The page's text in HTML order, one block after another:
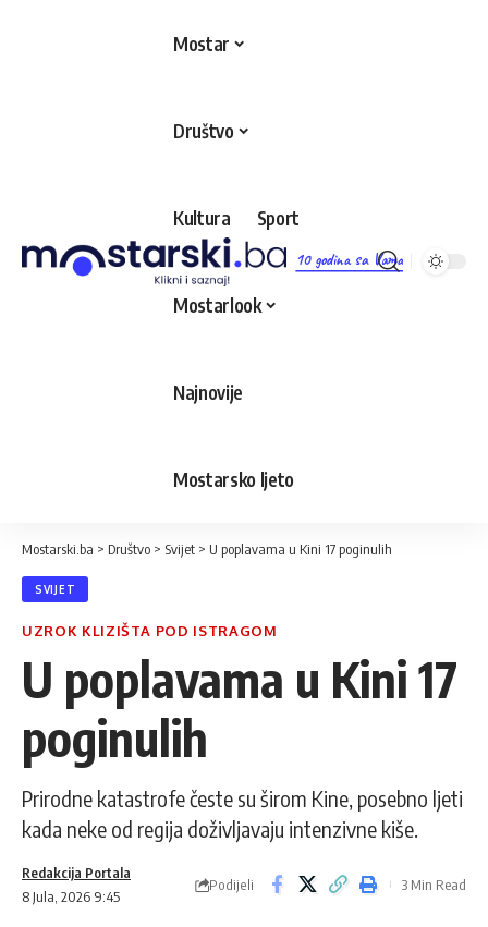
10 godina sa Vama
Mostar
Društvo
Kultura Sport
Mostarlook
Najnovije
Mostarsko ljeto
Mostarski.ba > Društvo > Svijet > U poplavama u Kini 17 poginulih
SVIJET
UZROK KLIZIŠTA POD ISTRAGOM
U poplavama u Kini 17
poginulih
Prirodne katastrofe česte su širom Kine, posebno ljeti
kada neke od regija doživljavaju intenzivne kiše.
8 Jula, 2026 9:45
Redakcija Portala
Podijeli 3 Min Read